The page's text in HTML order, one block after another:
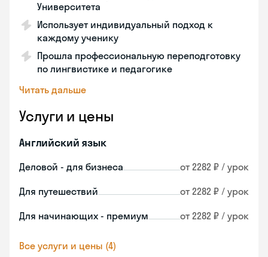
Университета
Использует индивидуальный подход к
каждому ученику
Прошла профессиональную переподготовку
по лингвистике и педагогике
Читать дальше
Услуги и цены
Английский язык
Деловой - для бизнеса от 2282 ₽ / урок
Для путешествий от 2282 ₽ / урок
Для начинающих - премиум от 2282 ₽ / урок
Все услуги и цены (4)